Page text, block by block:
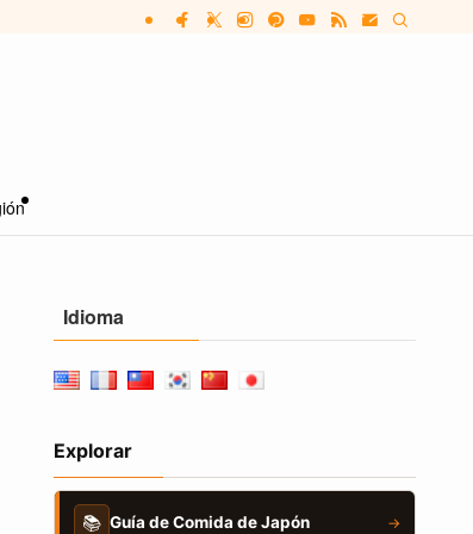
Idioma
Explorar
📚 Guía de Comida de Japón →